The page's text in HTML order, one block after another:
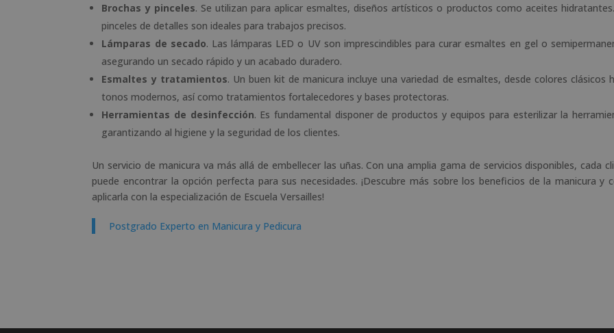
Brochas y pinceles. Se utilizan para aplicar esmaltes, diseños artísticos o productos como aceites
pinceles de detalles son ideales para trabajos precisos.
Lámparas de secado. Las lámparas LED o UV son imprescindibles para curar esmaltes en gel o
asegurando un secado rápido y un acabado duradero.
Esmaltes y tratamientos. Un buen kit de manicura incluye una variedad de esmaltes, desde colores clásicos
tonos modernos, así como tratamientos fortalecedores y bases protectoras.
Herramientas de desinfección. Es fundamental disponer de productos y equipos para esterilizar la
garantizando al higiene y la seguridad de los clientes.
Un servicio de manicura va más allá de embellecer las uñas. Con una amplia gama de servicios disponibles, cada
puede encontrar la opción perfecta para sus necesidades. ¡Descubre más sobre los beneficios de la manicura y
aplicarla con la especialización de Escuela Versailles!
Postgrado Experto en Manicura y Pedicura